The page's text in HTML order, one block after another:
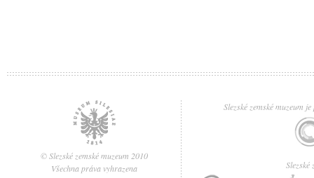
Slezské zemské muzeum
Slezské
© Slezské zemské muzeum 2010
Všechna práva vyhrazena